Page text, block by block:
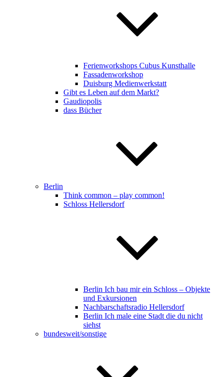
Ferienworkshops Cubus Kunsthalle
Fassadenworkshop
Duisburg Medienwerkstatt
Gibt es Leben auf dem Markt?
Gaudiopolis
dass Bücher
Berlin
Think common – play common!
Schloss Hellersdorf
Berlin Ich bau mir ein Schloss – Objekte
und Exkursionen
Nachbarschaftsradio Hellersdorf
Berlin Ich male eine Stadt die du nicht
siehst
bundesweit/sonstige